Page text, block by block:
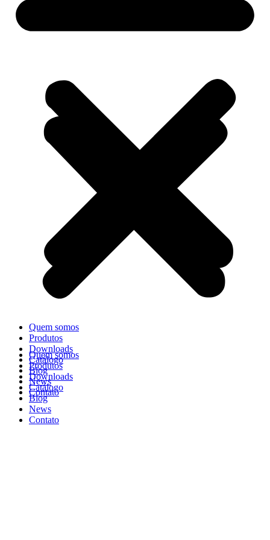
Quem somos
Produtos
Downloads
Catálogo
Blog
News
Contato
Quem somos
Produtos
Downloads
Catálogo
Blog
News
Contato